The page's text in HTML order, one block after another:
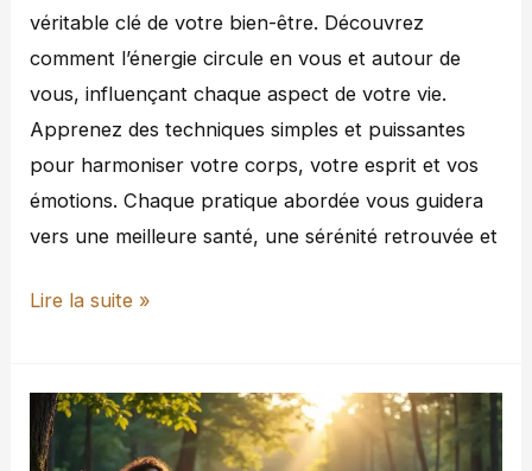
véritable clé de votre bien-être. Découvrez
comment l’énergie circule en vous et autour de
vous, influençant chaque aspect de votre vie.
Apprenez des techniques simples et puissantes
pour harmoniser votre corps, votre esprit et vos
émotions. Chaque pratique abordée vous guidera
vers une meilleure santé, une sérénité retrouvée et
Lire la suite »
La
médecine